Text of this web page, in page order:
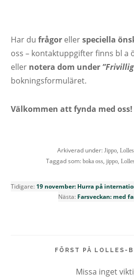
Har dufrågor ellerspeciella
oss – kontaktuppgifter finns bl a
eller notera dom under
bokningsformuläret.
Välkommen att fynda med oss!
Arkiverad under: Jippo, Lolles
Taggad som: boka oss, jippo,
Tidigare: 19 november: Hurra på
Nästa: Farsveckan: med
FÖRST PÅ LOLLES-
Missa inget